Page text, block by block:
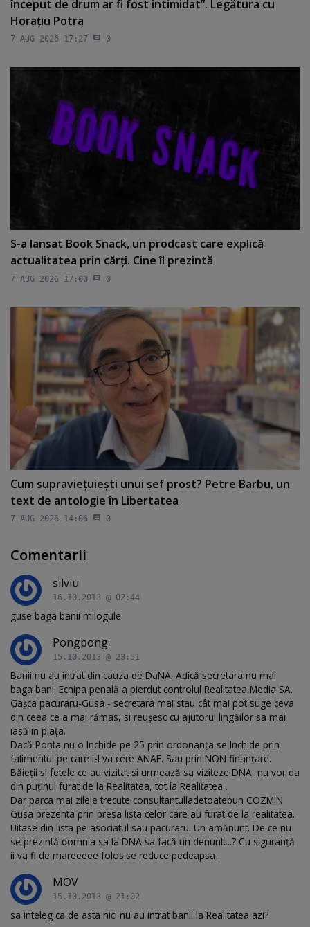
început de drum ar fi fost intimidat”. Legătura cu
Horaţiu Potra
7 AUG 2026 17:27 0
S-a lansat Book Snack, un prodcast care explică
actualitatea prin cărţi. Cine îl prezintă
7 AUG 2026 17:00 0
Cum supravieţuieşti unui şef prost? Petre Barbu, un
text de antologie în Libertatea
7 AUG 2026 14:06 0
Comentarii
silviu
16.10.2013 @ 02:44
guse baga banii milogule
Pongpong
15.10.2013 @ 23:51
Banii nu au intrat din cauza de DaNA. Adică secretara nu mai
baga bani. Echipa penală a pierdut controlul Realitatea Media SA.
Gașca pacuraru-Gusa - secretara mai stau cât mai pot suge ceva
din ceea ce a mai rămas, si reușesc cu ajutorul lingăilor sa mai
iasă in piața.
Dacă Ponta nu o Inchide pe 25 prin ordonanța se Inchide prin
falimentul pe care i-l va cere ANAF. Sau prin NON finanțare.
Băieții si fetele ce au vizitat si urmează sa viziteze DNA, nu vor da
din puținul furat de la Realitatea, tot la Realitatea .
Dar parca mai zilele trecute consultantulladetoatebun COZMIN
Gusa prezenta prin presa lista celor care au furat de la realitatea.
Uitase din lista pe asociatul sau pacuraru. Un amănunt. De ce nu
se prezintă domnia sa la DNA sa facă un denunt....? Cu siguranță
ii va fi de mareeeee folos.se reduce pedeapsa .
MOV
15.10.2013 @ 21:02
sa inteleg ca de asta nici nu au intrat banii la Realitatea azi?